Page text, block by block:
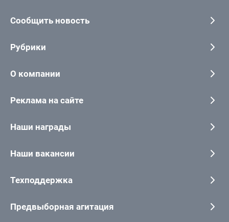
Сообщить новость
Рубрики
О компании
Реклама на сайте
Наши награды
Наши вакансии
Техподдержка
Предвыборная агитация